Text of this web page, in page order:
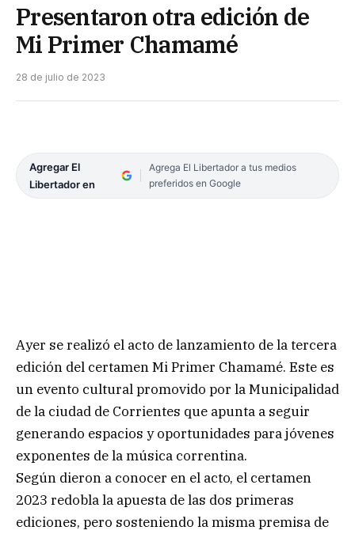
Presentaron otra edición de
Mi Primer Chamamé
28 de julio de 2023
Agregar El
Libertador en
Agrega El Libertador a tus medios
preferidos en Google
Ayer se realizó el acto de lanzamiento de la tercera
edición del certamen Mi Primer Chamamé. Este es
un evento cultural promovido por la Municipalidad
de la ciudad de Corrientes que apunta a seguir
generando espacios y oportunidades para jóvenes
exponentes de la música correntina.
Según dieron a conocer en el acto, el certamen
2023 redobla la apuesta de las dos primeras
ediciones, pero sosteniendo la misma premisa de